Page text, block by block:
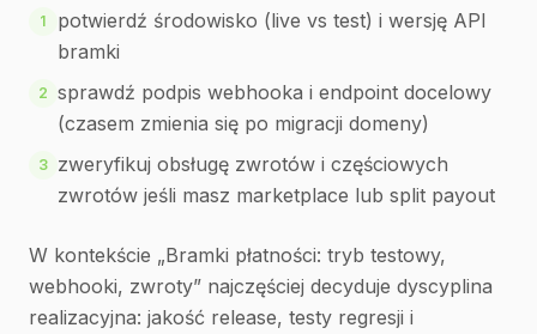
1
potwierdź środowisko (live vs test) i wersję API
bramki
2 sprawdź podpis webhooka i endpoint docelowy
(czasem zmienia się po migracji domeny)
3 zweryfikuj obsługę zwrotów i częściowych
zwrotów jeśli masz marketplace lub split payout
W kontekście „Bramki płatności: tryb testowy,
webhooki, zwroty” najczęściej decyduje dyscyplina
realizacyjna: jakość release, testy regresji i